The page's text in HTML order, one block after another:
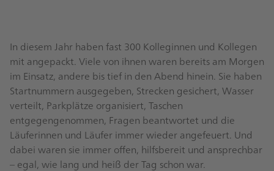
In diesem Jahr haben fast 300 Kolleginnen und Kollegen
mit angepackt. Viele von ihnen waren bereits am Morgen
im Einsatz, andere bis tief in den Abend hinein. Sie haben
Startnummern ausgegeben, Strecken gesichert, Wasser
verteilt, Parkplätze organisiert, Taschen
entgegengenommen, Fragen beantwortet und die
Läuferinnen und Läufer immer wieder angefeuert. Und
dabei waren sie immer offen, hilfsbereit und ansprechbar
– egal, wie lang und heiß der Tag schon war.